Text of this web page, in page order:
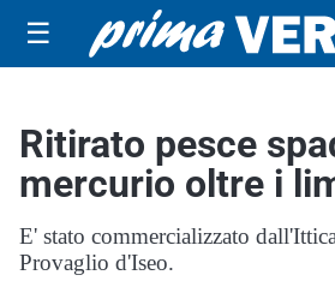
☰
Ritirato pesce
mercurio oltre i
E' stato commercializzato
Provaglio d'Iseo.